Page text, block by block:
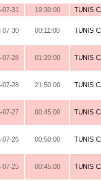
07-31 19:30:00 TUNIS
07-30 00:11:00 TUNIS
07-28 01:20:00 TUNIS
07-28 21:50:00 TUNIS
07-27 00:45:00 TUNIS
07-26 00:50:00 TUNIS
07-25 00:45:00 TUNIS